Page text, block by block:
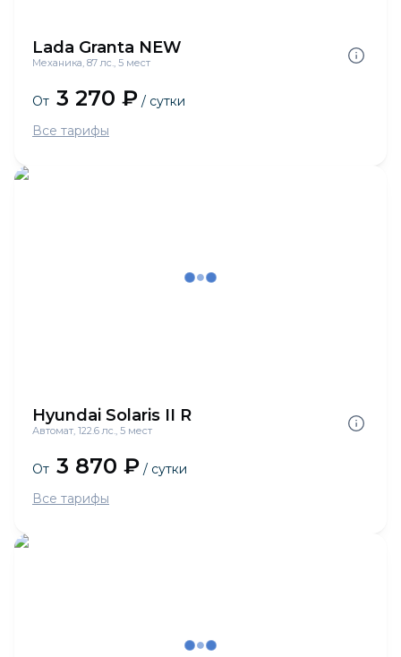
Lada Granta NEW
Механика, 87 лс., 5 мест
От 3 270 ₽ / сутки
Все тарифы
Hyundai Solaris II R
Автомат, 122.6 лс., 5 мест
От 3 870 ₽ / сутки
Все тарифы